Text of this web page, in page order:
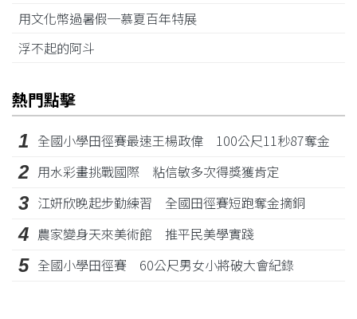
用文化幣過暑假─慕夏百年特展
浮不起的阿斗
熱門點擊
1 全國小學田徑賽最速王楊政偉 100公尺11秒87奪金
2 用水彩畫挑戰國際 粘信敏多次得獎獲肯定
3 江姸欣晚起步勤練習 全國田徑賽短跑奪金摘銅
4 農家變身天來美術館 推平民美學實踐
5 全國小學田徑賽 60公尺男女小將破大會紀錄